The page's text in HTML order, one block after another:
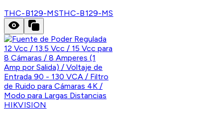
THC-B129-MSTHC-B129-MS
HIKVISION